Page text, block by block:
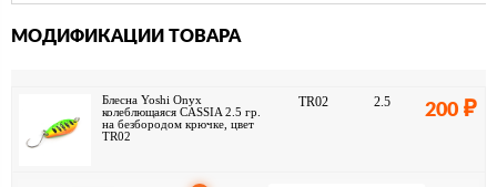
МОДИФИКАЦИИ ТОВАРА
Блесна Yoshi Onyx
колеблющаяся CASSIA 2.5 гр.
на безбородом крючке, цвет
TR02
TR02 2.5 200